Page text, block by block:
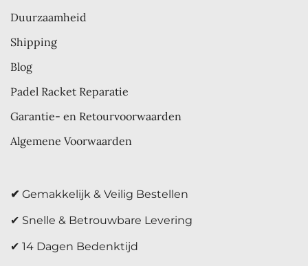
Duurzaamheid
Shipping
Blog
Padel Racket Reparatie
Garantie- en Retourvoorwaarden
Algemene Voorwaarden
✔ Gemakkelijk & Veilig Bestellen
✔ Snelle & Betrouwbare Levering
✔ 14 Dagen Bedenktijd